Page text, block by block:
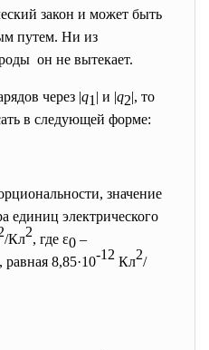
закон и может быть
путем. Ни из
он не вытекает.
через |q1 | и |q2|, то
в следующей форме:
значение
единиц электрического
/Кл2, где ε0 –
равная 8,85·10-12 Кл2/